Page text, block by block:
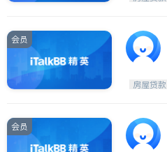
会员
房屋贷款
会员